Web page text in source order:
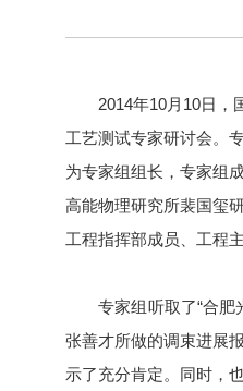
2014年10月10日，国
工艺测试专家研讨会。
为专家组组长，专家组
高能物理研究所裴国玺
工程指挥部成员、工程
专家组听取了“合肥光
张善才所做的调束进展
示了充分肯定。同时，